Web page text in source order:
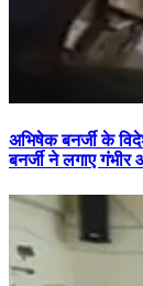
अभिषेक बनर्जी के
बनर्जी ने लगाए गंभीर